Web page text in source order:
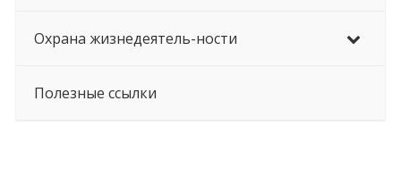
Охрана жизнедеятель-ности
Полезные ссылки